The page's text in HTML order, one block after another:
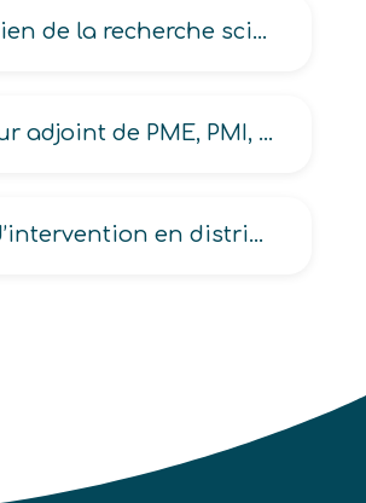
Roboticien de la recherche scientifique
Directeur adjoint de PME, PMI, d’unité de service au public
Agent d’intervention en distribution automatique